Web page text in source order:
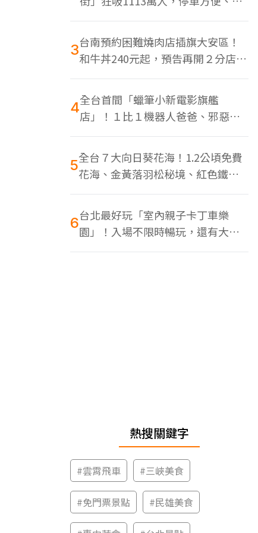
色美食多
3台南預約困難燒肉店插旗大安區！
和牛丼240元起，預告再開２分店、
地點曝光
4全台首間「蠟筆小新電影旗艦
店」！１比１機器人爸爸、邪惡正
男，百款周邊買翻
5全台７大向日葵花海！1.2公頃免費
花海、金黃落羽松秘境、紅色鐵橋
同框
6台北最好玩「室內親子卡丁車樂
園」！入場不限時暢玩，還有大螢
幕Switch遊戲區
熱搜關鍵字
#雲霄飛車 #三峽美食
#免門票景點 #民雄美食